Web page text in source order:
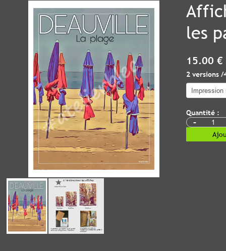
les
15.00 €
2 versions
Quantité :
-